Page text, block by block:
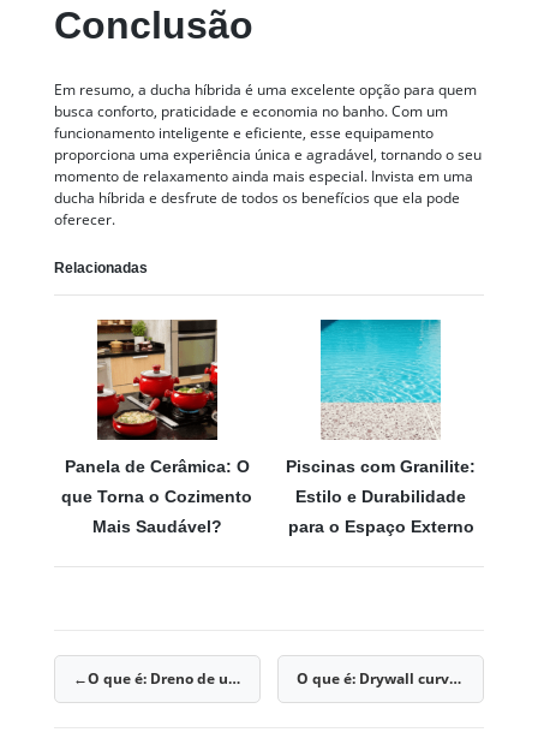
Conclusão
Em resumo, a ducha híbrida é uma excelente opção para quem
busca conforto, praticidade e economia no banho. Com um
funcionamento inteligente e eficiente, esse equipamento
proporciona uma experiência única e agradável, tornando o seu
momento de relaxamento ainda mais especial. Invista em uma
ducha híbrida e desfrute de todos os benefícios que ela pode
oferecer.
Relacionadas
Panela de Cerâmica: O
que Torna o Cozimento
Mais Saudável?
Piscinas com Granilite:
Estilo e Durabilidade
para o Espaço Externo
Navegação
O que é: Dreno de umidade O que é: Drywall curvo